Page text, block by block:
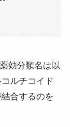
効分類名は以
ルチコイド
合するのを